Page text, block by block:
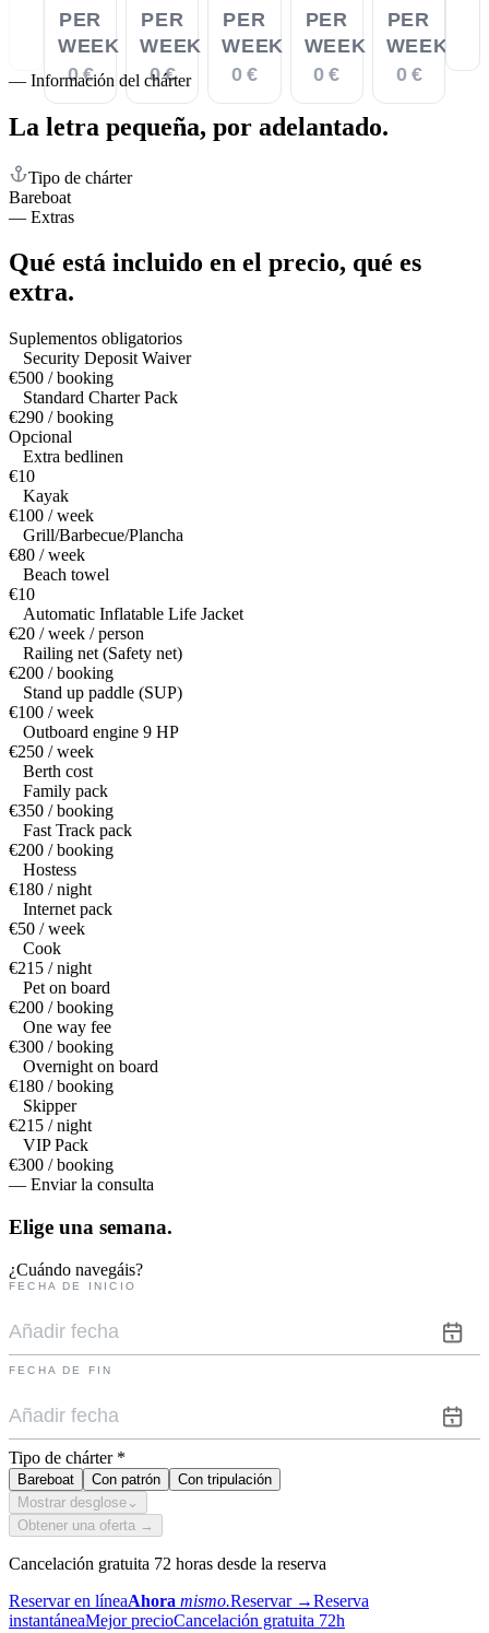
PER
WEEK
0 €
PER
WEEK
0 €
PER
WEEK
0 €
PER
WEEK
0 €
PER
WEEK
0 €
— Información del chárter
La letra pequeña, por adelantado.
Tipo de chárter
Bareboat
— Extras
Qué está incluido en el precio, qué es
extra.
Suplementos obligatorios
Security Deposit Waiver
€500 / booking
Standard Charter Pack
€290 / booking
Opcional
Extra bedlinen
€10
Kayak
€100 / week
Grill/Barbecue/Plancha
€80 / week
Beach towel
€10
Automatic Inflatable Life Jacket
€20 / week / person
Railing net (Safety net)
€200 / booking
Stand up paddle (SUP)
€100 / week
Outboard engine 9 HP
€250 / week
Berth cost
Family pack
€350 / booking
Fast Track pack
€200 / booking
Hostess
€180 / night
Internet pack
€50 / week
Cook
€215 / night
Pet on board
€200 / booking
One way fee
€300 / booking
Overnight on board
€180 / booking
Skipper
€215 / night
VIP Pack
€300 / booking
— Enviar la consulta
Elige una semana.
¿Cuándo navegáis?
FECHA DE INICIO
FECHA DE FIN
Tipo de chárter *
Bareboat Con patrón
Con tripulación
Mostrar desglose ⌄
Obtener una oferta →
Cancelación gratuita 72 horas desde la reserva
Reservar en líneaAhora mismo.Reservar →Reserva
instantáneaMejor precioCancelación gratuita 72h